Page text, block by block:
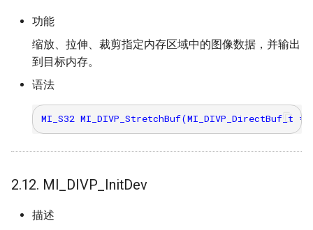
功能
缩放、拉伸、裁剪指定内存区域中的图像数据，并输出
到目标内存。
语法
2.12. MI_DIVP_InitDev
描述